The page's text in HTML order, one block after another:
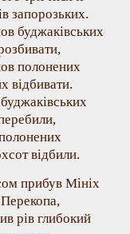
запорозьких.
буджаківських
полонених
відбивати.
відбили.
прибув Мініх
рів глибокий